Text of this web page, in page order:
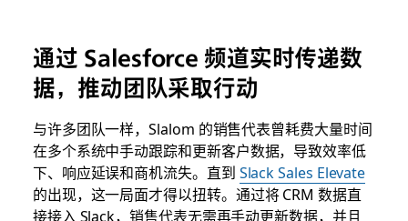
通过 Salesforce 频道实时传递数
据，推动团队采取行动
与许多团队一样，Slalom 的销售代表曾耗费大量时间
在多个系统中手动跟踪和更新客户数据，导致效率低
下、响应延误和商机流失。​直到 Slack Sales Elevate
的出现，这一局面才得以扭转。通过将 CRM 数据直
接接入 Slack，销售代表无需再手动更新数据，并且